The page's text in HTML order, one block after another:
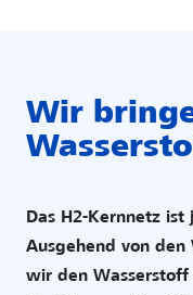
Wir
Das H2-Kernnetz
Ausgehend von
wir den